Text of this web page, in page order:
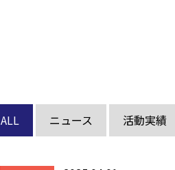
ALL ニュース 活動実績